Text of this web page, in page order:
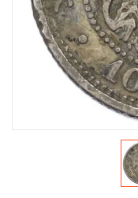
Юбилейные монеты
Памятные и
Иностранные монеты
Неофициальные
Античные и